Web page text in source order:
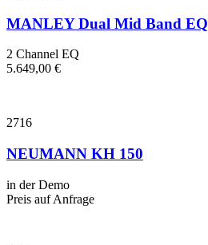
MANLEY Dual Mid Band EQ
2 Channel EQ
5.649,00 €
2716
NEUMANN KH 150
in der Demo
Preis auf Anfrage